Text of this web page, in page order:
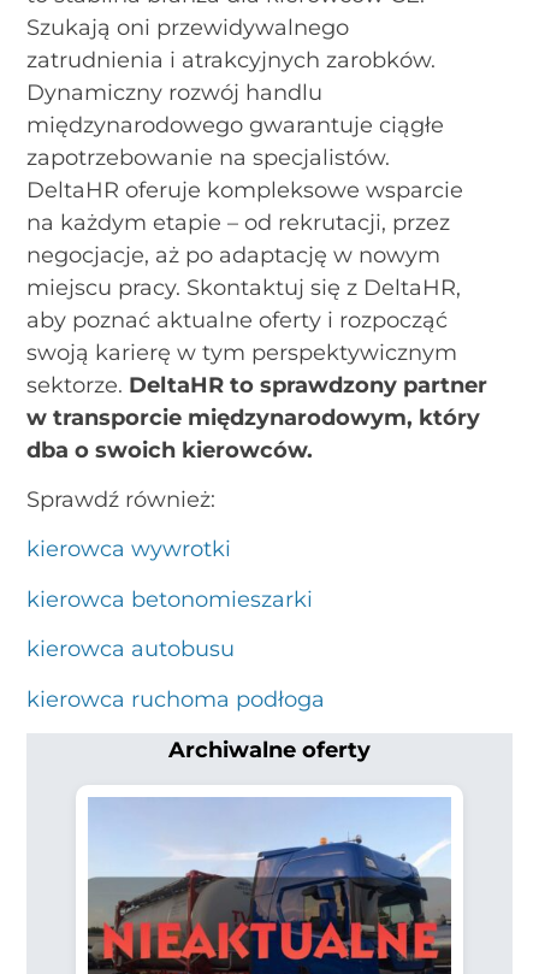
Szukają oni przewidywalnego
zatrudnienia i atrakcyjnych zarobków.
Dynamiczny rozwój handlu
międzynarodowego gwarantuje ciągłe
zapotrzebowanie na specjalistów.
DeltaHR oferuje kompleksowe wsparcie
na każdym etapie – od rekrutacji, przez
negocjacje, aż po adaptację w nowym
miejscu pracy. Skontaktuj się z DeltaHR,
aby poznać aktualne oferty i rozpocząć
swoją karierę w tym perspektywicznym
sektorze. DeltaHR to sprawdzony partner
w transporcie międzynarodowym, który
dba o swoich kierowców.
Sprawdź również:
kierowca wywrotki
kierowca betonomieszarki
kierowca autobusu
kierowca ruchoma podłoga
Archiwalne oferty